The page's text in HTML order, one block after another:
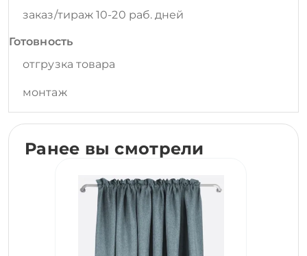
заказ/тираж 10-20 раб. дней
Готовность
отгрузка товара
монтаж
Ранее вы смотрели